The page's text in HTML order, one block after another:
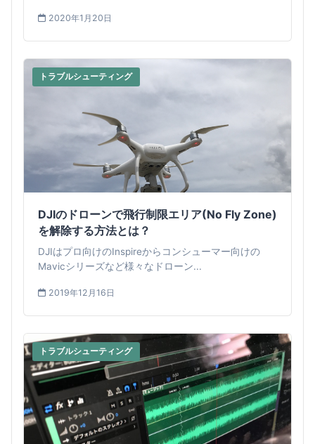
2020年1月20日
トラブルシューティング
DJIのドローンで飛行制限エリア(No Fly Zone)
を解除する方法とは？
DJIはプロ向けのInspireからコンシューマー向けの
Mavicシリーズなど様々なドローン...
2019年12月16日
トラブルシューティング